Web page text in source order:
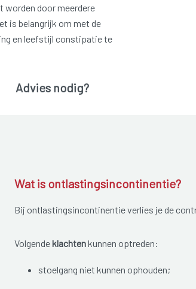
worden door meerdere
is belangrijk om met de
en leefstijl constipatie te
Advies nodig?
Wat is ontlastingsincontinentie?
Bij ontlastingsincontinentie verlies je de
Volgendeklachtenkunnen optreden:
stoelgang niet kunnen ophouden;